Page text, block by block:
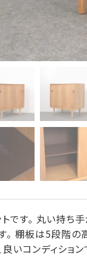
です。 丸い持ち
。 棚板は5段階
いコンディション